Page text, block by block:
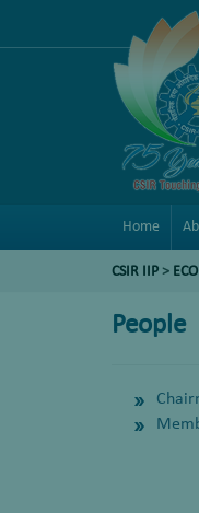
Home
CSIR IIP >
People